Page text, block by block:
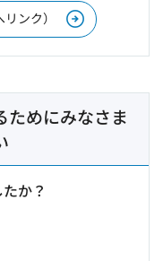
ンク）
ためにみなさま
か？